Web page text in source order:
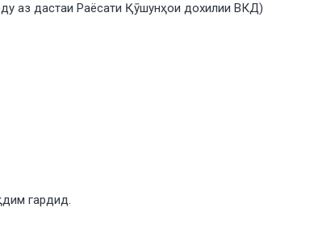
аз дастаи Раёсати Қӯшунҳои дохилии ВКД)
гардид.